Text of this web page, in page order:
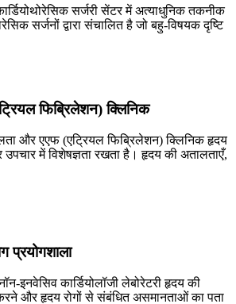
सर्जरी सेंटर में अत्याधुनिक तकनीक
सर्जनों द्वारा संचालित है जो बहु-विषयक दृष्टि
फिब्रिलेशन) क्लिनिक
और एएफ (एट्रियल फिब्रिलेशन) क्लिनिक हृदय
उपचार में विशेषज्ञता रखता है। हृदय की अतालताएँ,
प्रयोगशाला
इनवेसिव कार्डियोलॉजी लेबोरेटरी हृदय की
करने और हृदय रोगों से संबंधित असमानताओं का पता